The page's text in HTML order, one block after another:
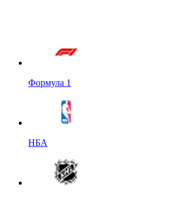
Формула 1
НБА